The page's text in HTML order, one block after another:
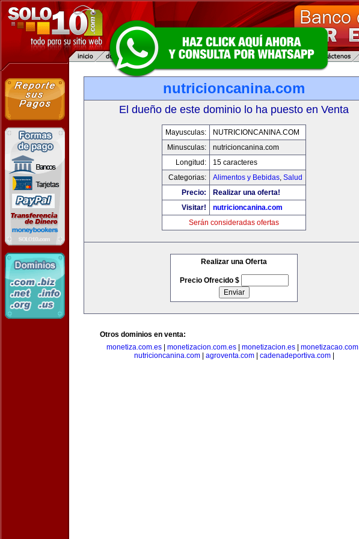
nutricioncanina.com
El dueño de este dominio lo ha puesto en Venta
Mayusculas:
NUTRICIONCANINA.COM
Minusculas:
nutricioncanina.com
Longitud:
15 caracteres
Categorias:
Alimentos y Bebidas, Salud
Precio:
Realizar una oferta!
Visitar!
nutricioncanina.com
Serán consideradas ofertas
Realizar una Oferta
Precio Ofrecido $
Otros dominios en venta:
monetiza.com.es| monetizacion.com.es| monetizacion.es| monetizacao.com|
nutricioncanina.com| agroventa.com| cadenadeportiva.com|